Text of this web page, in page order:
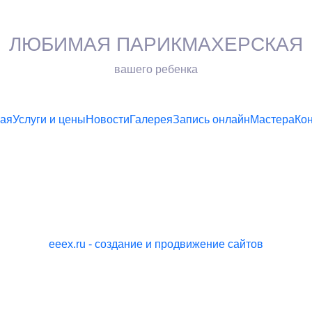
ЛЮБИМАЯ ПАРИКМАХЕРСКАЯ
вашего ребенка
Услуги и ценыНовостиГалереяЗапись онлайнМастера
eeex.ru - создание и продвижение сайтов